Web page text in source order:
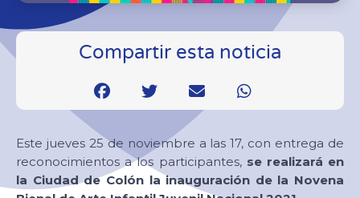
Compartir esta noticia
Este jueves 25 de noviembre a las 17, con entrega de
reconocimientos a los participantes, se realizará en
la Ciudad de Colón la inauguración de la Novena